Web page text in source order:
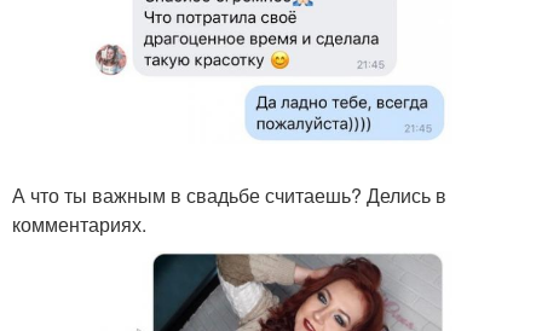
А что ты важным в свадьбе считаешь? Делись в
комментариях.